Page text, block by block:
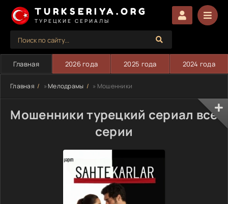
TURKSERIYA.ORG
ТУРЕЦКИЕ СЕРИАЛЫ
Главная 2026 года 2025 года 2024 года
Главная »Мелодрамы » Мошенники
Мошенники турецкий сериал все
серии